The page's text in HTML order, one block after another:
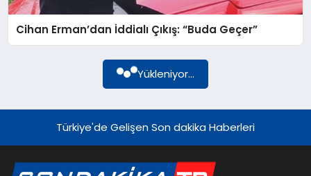
YAŞAM
EKONOMI
Cihan Erman’dan İddialı Çıkış: “Buda Geçer”
Yükleniyor...
Türkiye'de Gelişen Son dakika Haberleri